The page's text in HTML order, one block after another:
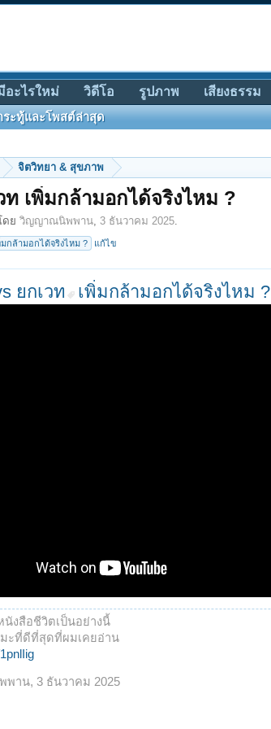
จิตวิทยา & สุขภาพ
เพิ่มกล้ามอกได้จริงไหม ?
ดย วิญญาณนิพพาน, 3 ธันวาคม 2025.
มกล้ามอกได้จริงไหม ? แก้ไข
ยกเวท เพิ่มกล้ามอกได้จริงไหม ?
นังสือชีวิตเป็นอย่างนี้
ะที่ดีที่สุดที่ผมเคยอ่าน
พาน, 3 ธันวาคม 2025
ระทู้และโพสต์ล่าสุด
อะไรใหม่ วิดีโอ รูปภาพ เสียงธรรม